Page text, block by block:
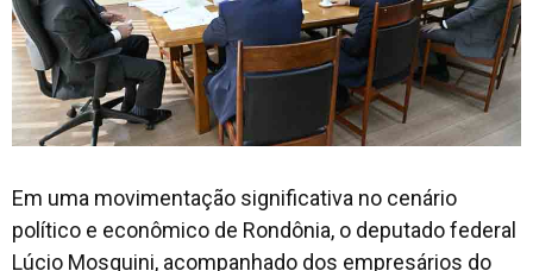
Em uma movimentação significativa no cenário
político e econômico de Rondônia, o deputado federal
Lúcio Mosquini, acompanhado dos empresários do